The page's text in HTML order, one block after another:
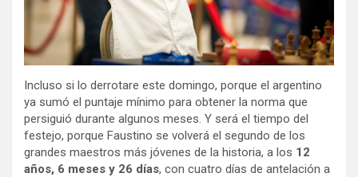
Incluso si lo derrotare este domingo, porque el argentino
ya sumó el puntaje mínimo para obtener la norma que
persiguió durante algunos meses. Y será el tiempo del
festejo, porque Faustino se volverá el segundo de los
grandes maestros más jóvenes de la historia, a los 12
años, 6 meses y 26 días, con cuatro días de antelación a